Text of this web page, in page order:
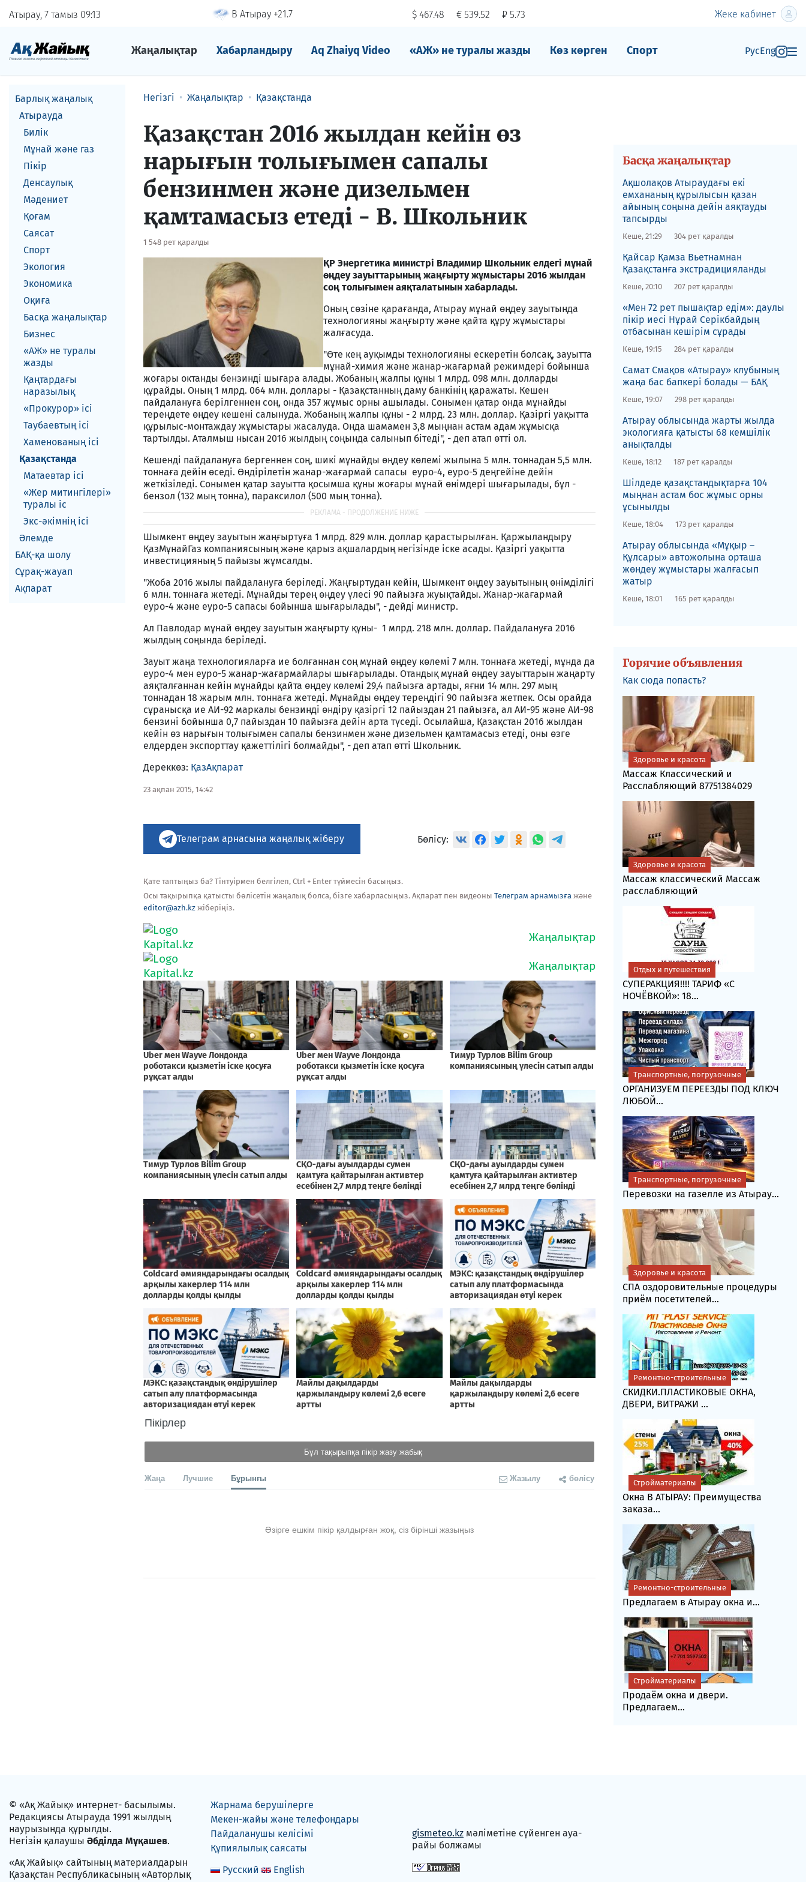
Атырау, 7 тамыз 0913 В Атырау +21.7 $ 467.48 € 539.52 ₽ 5.73 Жеке кабинет
Жаңалықтар Хабарландыру Aq Zhaiyq Video «АЖ» не туралы жазды Көз көрген Спорт РусEng
Барлық жаңалық
Атырауда
Билік
Мұнай және газ
Пікір
Денсаулық
Мәдениет
Қоғам
Саясат
Спорт
Экология
Экономика
Оқиға
Басқа жаңалықтар
Бизнес
«АЖ» не туралы
жазды
Қаңтардағы
наразылық
«Прокурор» ісі
Таубаевтың ісі
Хаменованың ісі
Қазақстанда
Матаевтар ici
«Жер митингілері»
туралы іс
Экс-әкiмнiң iсi
Әлемде
БАҚ-қа шолу
Сұрақ-жауап
Ақпарат
Негізгі Жаңалықтар Қазақстанда
Қазақстан 2016 жылдан кейiн өз
нарығын толығымен сапалы
бензинмен және дизельмен
қамтамасыз етедi - В. Школьник
1 548 рет қаралды
ҚР Энергетика министрi Владимир Школьник елдегi мұнай
өңдеу зауыттарының жаңғырту жұмыстары 2016 жылдан
соң толығымен аяқталатынын хабарлады.
Оның сөзiне қарағанда, Атырау мұнай өңдеу зауытында
технологияны жаңғырту және қайта құру жұмыстары
жалғасуда.
"Өте кең ауқымды технологияны ескеретiн болсақ, зауытта
мұнай-химия және жанар-жағармай режимдерi бойынша
жоғары октанды бензиндi шығара алады. Жобаның жалпы құны 1 млрд. 098 млн. долларды
құрайды. Оның 1 млрд. 064 млн. доллары - Қазақстанның даму банкiнiң қаражаты. Кешен
пайдалануға берiлгеннен соң, онда 357 жұмыс орны ашылады. Сонымен қатар онда мұнайды
тереңдете өңдеу кешенi салынуда. Жобаның жалпы құны - 2 млрд. 23 млн. доллар. Қазiргi уақытта
құрылыс-монтаждау жұмыстары жасалуда. Онда шамамен 3,8 мыңнан астам адам жұмысқа
тартылды. Аталмыш нысан 2016 жылдың соңында салынып бiтедi", - деп атап өттi ол.
Кешендi пайдалануға бергеннен соң, шикi мұнайды өңдеу көлемi жылына 5 млн. тоннадан 5,5 млн.
тоннаға дейiн өседi. Өндiрiлетiн жанар-жағармай сапасы еуро-4, еуро-5 деңгейiне дейiн
жеткiзiледi. Сонымен қатар зауытта қосымша құны жоғары мұнай өнiмдерi шығарылады, бұл -
бензол (132 мың тонна), параксилол (500 мың тонна).
Шымкент өңдеу зауытын жаңғыртуға 1 млрд. 829 млн. доллар қарастырылған. Қаржыландыру
ҚазМұнайГаз компаниясының және қарыз ақшалардың негiзiнде iске асады. Қазiргi уақытта
инвестицияның 5 пайызы жұмсалды.
"Жоба 2016 жылы пайдалануға берiледi. Жаңғыртудан кейiн, Шымкент өңдеу зауытының өнiмдiлiгi
6 млн. тоннаға жетедi. Мұнайды терең өңдеу үлесi 90 пайызға жуықтайды. Жанар-жағармай
еуро-4 және еуро-5 сапасы бойынша шығарылады", - дейдi министр.
Ал Павлодар мұнай өңдеу зауытын жаңғырту құны- 1 млрд. 218 млн. доллар. Пайдалануға 2016
жылдың соңында берiледi.
Зауыт жаңа технологияларға ие болғаннан соң мұнай өңдеу көлемi 7 млн. тоннаға жетедi, мұнда да
еуро-4 мен еуро-5 жанар-жағармайлары шығарылады. Отандық мұнай өңдеу зауыттарын жаңарту
аяқталғаннан кейiн мұнайды қайта өңдеу көлемi 29,4 пайызға артады, яғни 14 млн. 297 мың
тоннадан 18 жарым млн. тоннаға жетедi. Мұнайды өңдеу тереңдiгi 90 пайызға жетпек. Осы орайда
сұранысқа ие АИ-92 маркалы бензиндi өндiру қазiргi 12 пайыздан 21 пайызға, ал АИ-95 және АИ-98
бензинi бойынша 0,7 пайыздан 10 пайызға дейiн арта түседi. Осылайша, Қазақстан 2016 жылдан
кейiн өз нарығын толығымен сапалы бензинмен және дизельмен қамтамасыз етедi, оны өзге
елдерден экспорттау қажеттiлiгi болмайды", - деп атап өттi Школьник.
Дереккөз: ҚазАқпарат
23 ақпан 2015, 14:42
Телеграм арнасына жаңалық жіберу Бөлісу:
Қате таптыңыз ба? Тінтуірмен белгілеп, Ctrl + Enter түймесін басыңыз.
Осы тақырыпқа қатысты бөлісетін жаңалық болса, бізге хабарласыңыз. Ақпарат пен видеоны Телеграм арнамызға және
editor@azh.kz жіберіңіз.
Пікірлер
Бұл тақырыпқа пікір жазу жабық
Жаңа Лучшие Бұрынғы Жазылу бөлісу
Әзірге ешкім пікір қалдырған жоқ, сіз бірінші жазыңыз
Басқа жаңалықтар
Ақшолақов Атыраудағы екі
емхананың құрылысын қазан
айының соңына дейін аяқтауды
тапсырды
Кеше, 21:29 304 рет қаралды
​Қайсар Қамза Вьетнамнан
Қазақстанға экстрадицияланды
Кеше, 20:10 207 рет қаралды
«Мен 72 рет пышақтар едім»: даулы
пікір иесі Нұрай Серікбайдың
отбасынан кешірім сұрады
Кеше, 19:15 284 рет қаралды
​Самат Смақов «Атырау» клубының
жаңа бас бапкері болады — БАҚ
Кеше, 19:07 298 рет қаралды
​Атырау облысында жарты жылда
экологияға қатысты 68 кемшілік
анықталды
Кеше, 18:12 187 рет қаралды
​Шілдеде қазақстандықтарға 104
мыңнан астам бос жұмыс орны
ұсынылды
Кеше, 18:04 173 рет қаралды
​Атырау облысында «Мұқыр –
Құлсары» автожолына орташа
жөндеу жұмыстары жалғасып
жатыр
Кеше, 18:01 165 рет қаралды
Горячие объявления
Как сюда попасть?
Массаж Классический и
Расслабляющий 87751384029
Здоровье и красота
Массаж классический Массаж
расслабляющий
Здоровье и красота
СУПЕРАКЦИЯ!!!! ТАРИФ «C
НОЧЁВКОЙ»: 18...
Отдых и путешествия
ОРГАНИЗУЕМ ПЕРЕЕЗДЫ ПОД КЛЮЧ
ЛЮБОЙ...
Транспортные, погрузочные
Перевозки на газелле из Атырау...
Транспортные, погрузочные
СПА оздоровительные процедуры
приём посетителей...
Здоровье и красота
СКИДКИ.ПЛАСТИКОВЫЕ ОКНА,
ДВЕРИ, ВИТРАЖИ ...
Ремонтно-строительные
Окна В АТЫРАУ: Преимущества
заказа...
Стройматериалы
Предлагаем в Атырау окна и...
Ремонтно-строительные
Продаём окна и двери.
Предлагаем...
Стройматериалы
© «Ақ Жайық» интернет- басылымы.
Редакциясы Атырауда 1991 жылдың
наурызында құрылды.
Негізін қалаушы Әбділда Мұқашев.
«Ақ Жайық» сайтының материалдарын
Қазақстан Республикасының «Авторлық
Жарнама берушілерге
Мекен-жайы және телефондары
Пайдаланушы келісімі
Құпиялылық саясаты
Русский
English
gismeteo.kz мәліметіне сүйенген ауа-
райы болжамы